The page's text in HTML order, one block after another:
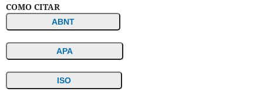
COMO CITAR
ABNT
APA
ISO